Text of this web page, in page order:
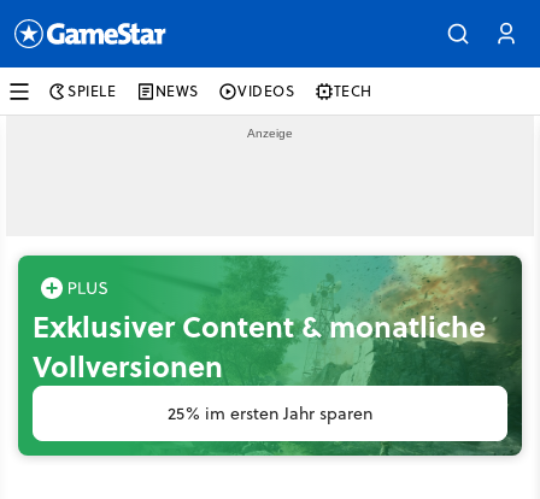
SPIELE NEWS VIDEOS TECH
Exklusiver Content & monatliche
Vollversionen
25% im ersten Jahr sparen